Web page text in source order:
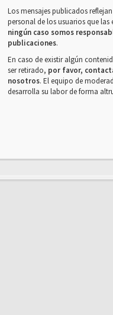
Los mensajes publicados
personal de los usuarios que las
ningún caso somos
publicaciones.
En caso de existir algún
ser retirado, por favor,
nosotros. El equipo de
desarrolla su labor de forma